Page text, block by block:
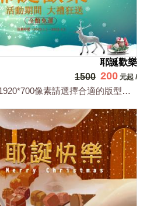
耶誕歡樂
1500 200 元起 /
最大輸出尺寸1920*700像素請選擇合適的版型，文字或相關商品圖須由買方提供文...